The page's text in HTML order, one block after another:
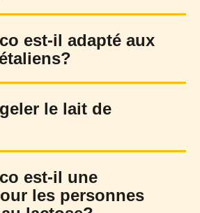
est-il adapté aux
le lait de
est-il une
les personnes